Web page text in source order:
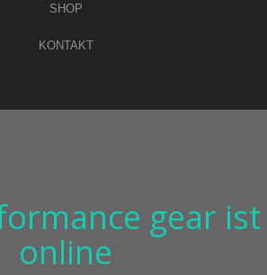
SHOP
KONTAKT
gear ist
online